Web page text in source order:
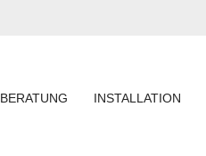
BERATUNG INSTALLATION